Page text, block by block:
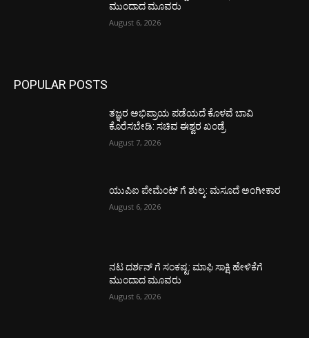
ಮುಂದಾದ ಮೂವರು
August 6, 2026
POPULAR POSTS
ತಜ್ಞರ ಅಭಿಪ್ರಾಯ ಪಡೆಯದೆ ಕೊಳವೆ ಬಾವಿ
ಕೊರೆಸಬೇಡಿ: ಸಚಿವ ಈಶ್ವರ ಖಂಡ್ರೆ
August 7, 2026
ಯುಪಿಐ ಪೇಮೆಂಟ್ ಗೆ ಶುಲ್ಕ: ಮಸೂದೆ ಅಂಗೀಕಾರ
August 6, 2026
ನಟ ದರ್ಶನ್ ಗೆ ಸಂಕಷ್ಟ: ಮಾಫಿ ಸಾಕ್ಷಿ ಹೇಳಿಕೆಗೆ
ಮುಂದಾದ ಮೂವರು
August 6, 2026